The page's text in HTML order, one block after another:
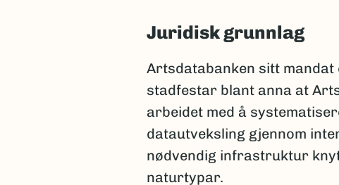
Juridisk grunnlag
Artsdatabanken sitt
stadfestar blant anna at
arbeidet med å
datautveksling gjennom
nødvendig infrastruktur
naturtypar.